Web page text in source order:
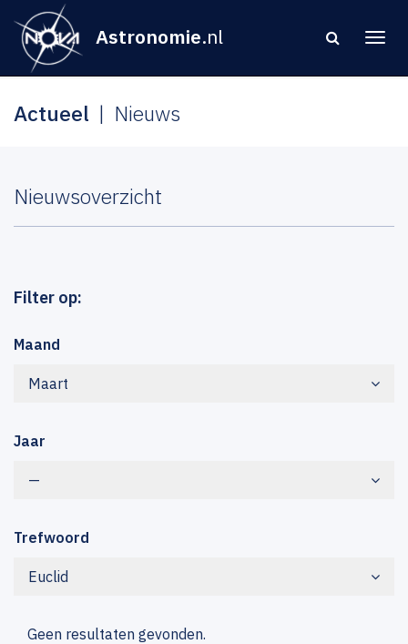
Astronomie.nl
Actueel Nieuws
Nieuwsoverzicht
Filter op:
Maand
Maart
Jaar
—
Trefwoord
Euclid
Geen resultaten gevonden.